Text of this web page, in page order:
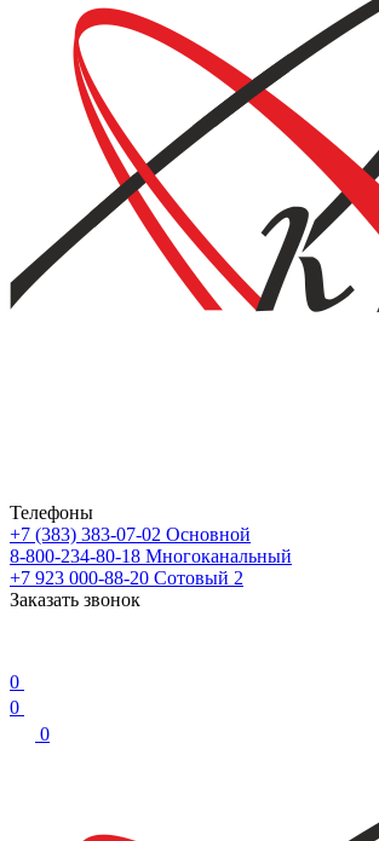
Телефоны
+7 (383) 383-07-02 Основной
8-800-234-80-18 Многоканальный
+7 923 000-88-20 Сотовый 2
Заказать звонок
0
0
0